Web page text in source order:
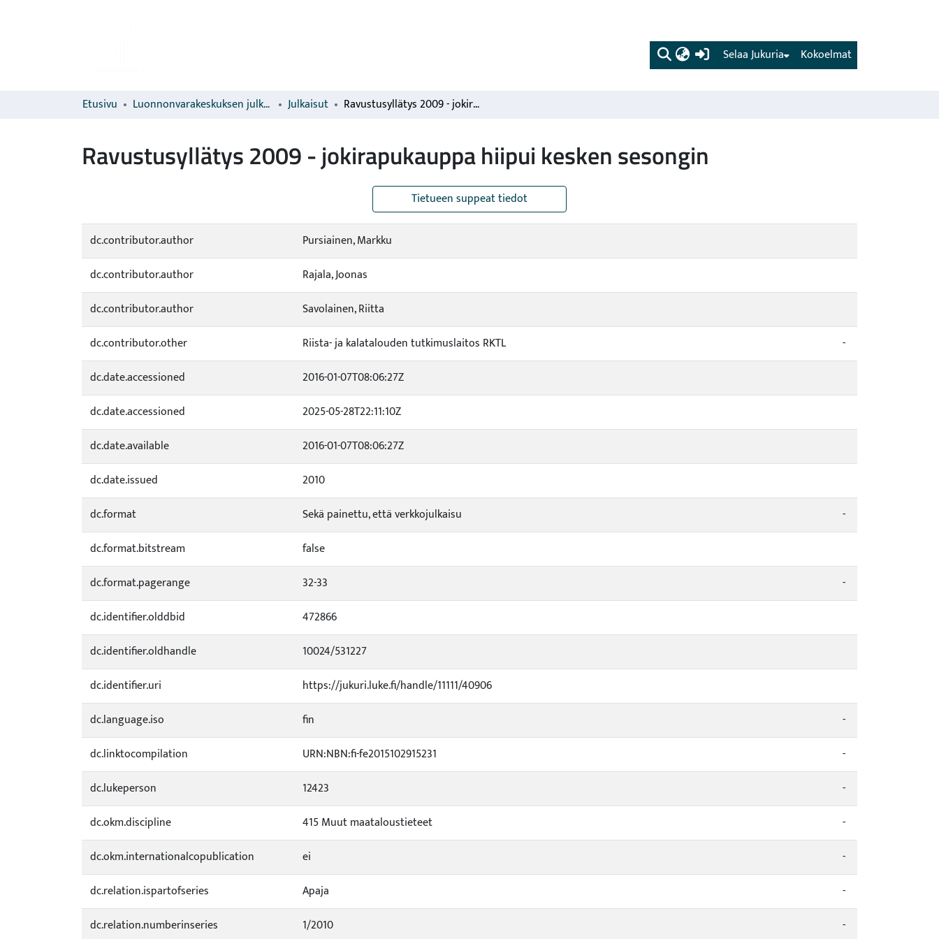
(current) Kokoelmat
Selaa Jukuria
Etusivu Luonnonvarakeskuksen julkaisut Julkaisut Ravustusyllätys 2009 - jokirapukauppa hiipui kesken sesongin
Ravustusyllätys 2009 - jokirapukauppa hiipui kesken sesongin
Tietueen suppeat tiedot
dc.contributor.author
Pursiainen, Markku
dc.contributor.author
Rajala, Joonas
dc.contributor.author
Savolainen, Riitta
dc.contributor.other
Riista- ja kalatalouden tutkimuslaitos RKTL
-
dc.date.accessioned
2016-01-07T08:06:27Z
dc.date.accessioned
2025-05-28T22:11:10Z
dc.date.available
2016-01-07T08:06:27Z
dc.date.issued
2010
dc.format
Sekä painettu, että verkkojulkaisu
-
dc.format.bitstream
false
dc.format.pagerange
32-33
-
dc.identifier.olddbid
472866
dc.identifier.oldhandle
10024/531227
dc.identifier.uri
https://jukuri.luke.fi/handle/11111/40906
dc.language.iso
fin
-
dc.linktocompilation
URN:NBN:fi-fe2015102915231
-
dc.lukeperson
12423
-
dc.okm.discipline
415 Muut maataloustieteet
-
dc.okm.internationalcopublication
ei
-
dc.relation.ispartofseries
Apaja
-
dc.relation.numberinseries
1/2010 -